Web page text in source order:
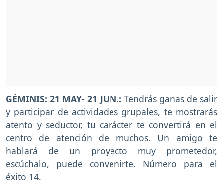
GÉMINIS: 21 MAY- 21 JUN.: Tendrás ganas de salir
y participar de actividades grupales, te mostrarás
atento y seductor, tu carácter te convertirá en el
centro de atención de muchos. Un amigo te
hablará de un proyecto muy prometedor,
escúchalo, puede convenirte. Número para el
éxito 14.